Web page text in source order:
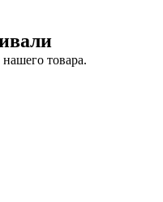
товара.